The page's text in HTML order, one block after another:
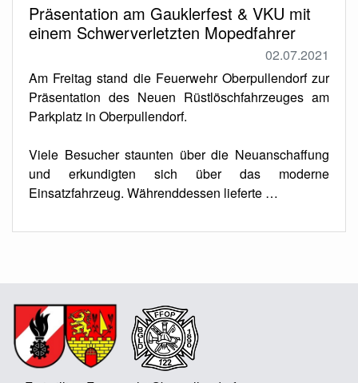
Präsentation am Gauklerfest & VKU mit
einem Schwerverletzten Mopedfahrer
02.07.2021
Am Freitag stand die Feuerwehr Oberpullendorf zur
Präsentation des Neuen Rüstlöschfahrzeuges am
Parkplatz in Oberpullendorf.
Viele Besucher staunten über die Neuanschaffung
und erkundigten sich über das moderne
Einsatzfahrzeug. Währenddessen lieferte …